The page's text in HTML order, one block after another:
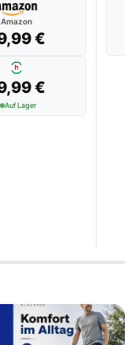
Amazon
€
€
Auf Lager